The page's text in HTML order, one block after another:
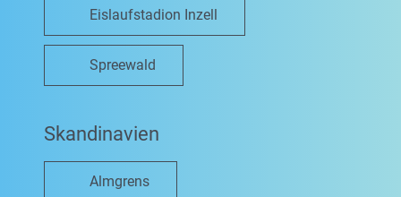
Eislaufstadion Inzell
Spreewald
Skandinavien
Almgrens